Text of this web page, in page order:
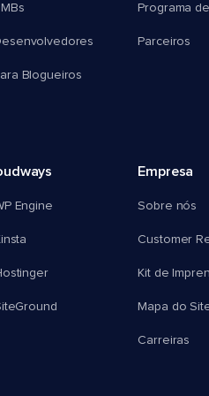
Blogueiros
Programa
Parceiros
Engine
Empresa
Sobre nós
Customer
Kit de
Mapa do
Carreiras